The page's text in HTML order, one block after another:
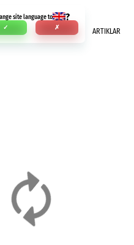
site language to ?
✓ ✗
BETALNING ARTIKLAR